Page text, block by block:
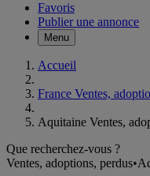
Favoris
Publier une annonce
Menu
Accueil
France Ventes,
Aquitaine Ventes,
Que recherchez-vous ?
Ventes, adoptions, perdus•